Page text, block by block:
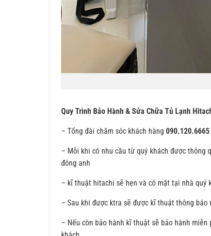
Quy Trình Bảo Hành & Sửa Chữa Tủ Lạnh
– Tổng đài chăm sóc khách hàng 090.120.6665
– Mỗi khi có nhu cầu từ quý khách được
đông anh
– kĩ thuật hitachi sẽ hẹn và có mặt tại nhà quý
– Sau khi được ktra sẽ được kĩ thuật thông
– Nếu còn bảo hành kĩ thuật sẽ bảo hành